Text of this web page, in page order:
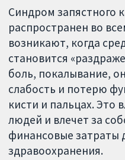
Синдром запястного
распространен во
возникают, когда
становится
боль, покалывание,
слабость и потерю
кисти и пальцах. Это
людей и влечет за
финансовые затраты
здравоохранения.